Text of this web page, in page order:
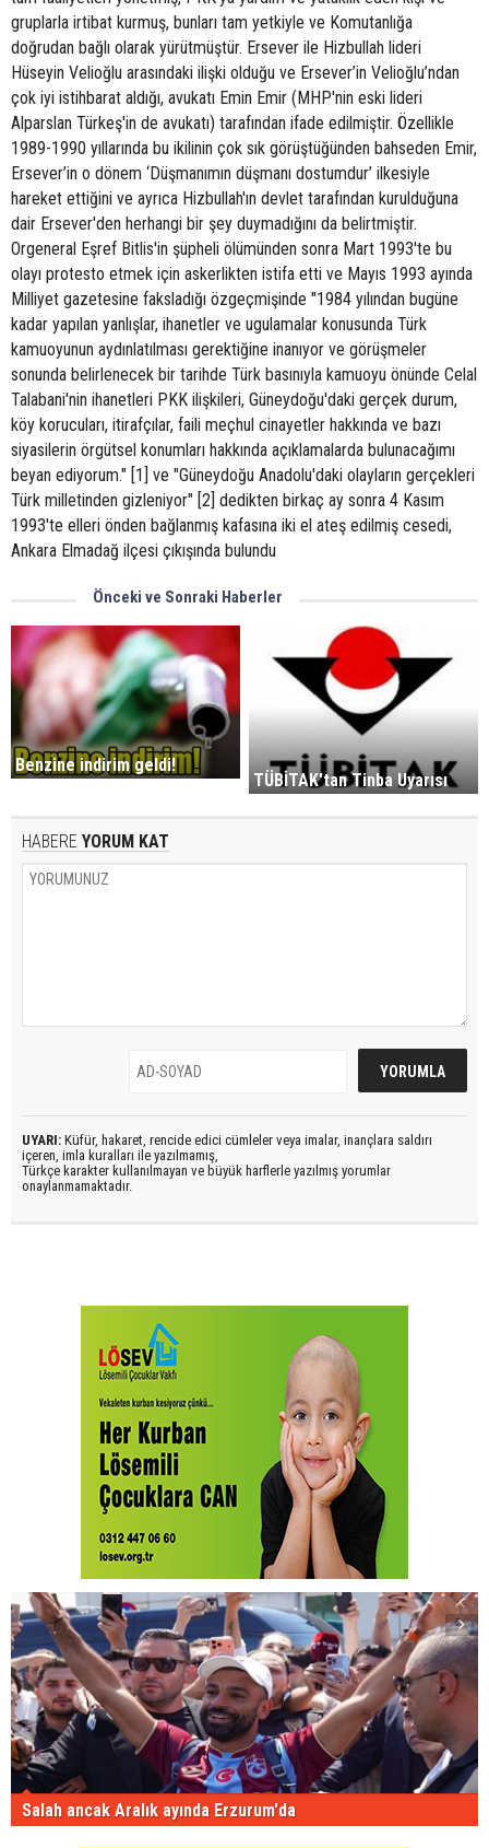
gruplarla irtibat kurmuş, bunları tam yetkiyle ve Komutanlığa
doğrudan bağlı olarak yürütmüştür. Ersever ile Hizbullah lideri
Hüseyin Velioğlu arasındaki ilişki olduğu ve Ersever’in Velioğlu’ndan
çok iyi istihbarat aldığı, avukatı Emin Emir (MHP'nin eski lideri
Alparslan Türkeş'in de avukatı) tarafından ifade edilmiştir. Özellikle
1989-1990 yıllarında bu ikilinin çok sık görüştüğünden bahseden Emir,
Ersever’in o dönem ‘Düşmanımın düşmanı dostumdur’ ilkesiyle
hareket ettiğini ve ayrıca Hizbullah'ın devlet tarafından kurulduğuna
dair Ersever'den herhangi bir şey duymadığını da belirtmiştir.
Orgeneral Eşref Bitlis'in şüpheli ölümünden sonra Mart 1993'te bu
olayı protesto etmek için askerlikten istifa etti ve Mayıs 1993 ayında
Milliyet gazetesine faksladığı özgeçmişinde "1984 yılından bugüne
kadar yapılan yanlışlar, ihanetler ve ugulamalar konusunda Türk
kamuoyunun aydınlatılması gerektiğine inanıyor ve görüşmeler
sonunda belirlenecek bir tarihde Türk basınıyla kamuoyu önünde Celal
Talabani'nin ihanetleri PKK ilişkileri, Güneydoğu'daki gerçek durum,
köy korucuları, itirafçılar, faili meçhul cinayetler hakkında ve bazı
siyasilerin örgütsel konumları hakkında açıklamalarda bulunacağımı
beyan ediyorum." [1] ve "Güneydoğu Anadolu'daki olayların gerçekleri
Türk milletinden gizleniyor" [2] dedikten birkaç ay sonra 4 Kasım
1993'te elleri önden bağlanmış kafasına iki el ateş edilmiş cesedi,
Ankara Elmadağ ilçesi çıkışında bulundu
Önceki ve Sonraki Haberler
Benzine indirim geldi!
TÜBİTAK'tan Tinba Uyarısı
HABERE YORUM KAT
UYARI: Küfür, hakaret, rencide edici cümleler veya imalar, inançlara saldırı
içeren, imla kuralları ile yazılmamış,
Türkçe karakter kullanılmayan ve büyük harflerle yazılmış yorumlar
onaylanmamaktadır.
Salah ancak Aralık ayında Erzurum'da